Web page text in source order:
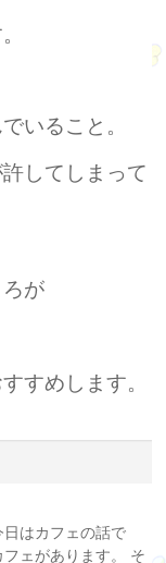
いること。
してしまって
が
すめします。
日はカフェの話で
ェがあります。 そ